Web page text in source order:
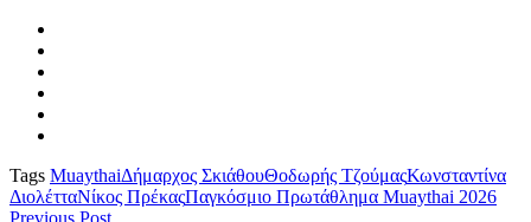
Tags MuaythaiΔήμαρχος ΣκιάθουΘοδωρής ΤζούμαςΚωνσταντίνα
ΔιολέτταΝίκος ΠρέκαςΠαγκόσμιο Πρωτάθλημα Muaythai 2026
Previous Post